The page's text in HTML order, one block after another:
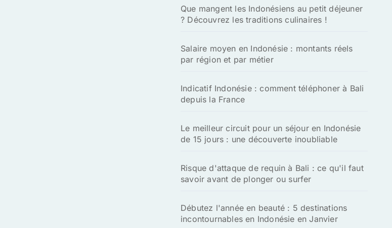
Que mangent les Indonésiens au petit déjeuner
? Découvrez les traditions culinaires !
Salaire moyen en Indonésie : montants réels
par région et par métier
Indicatif Indonésie : comment téléphoner à Bali
depuis la France
Le meilleur circuit pour un séjour en Indonésie
de 15 jours : une découverte inoubliable
Risque d'attaque de requin à Bali : ce qu'il faut
savoir avant de plonger ou surfer
Débutez l'année en beauté : 5 destinations
incontournables en Indonésie en Janvier